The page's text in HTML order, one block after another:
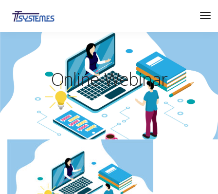
Online-Webinar